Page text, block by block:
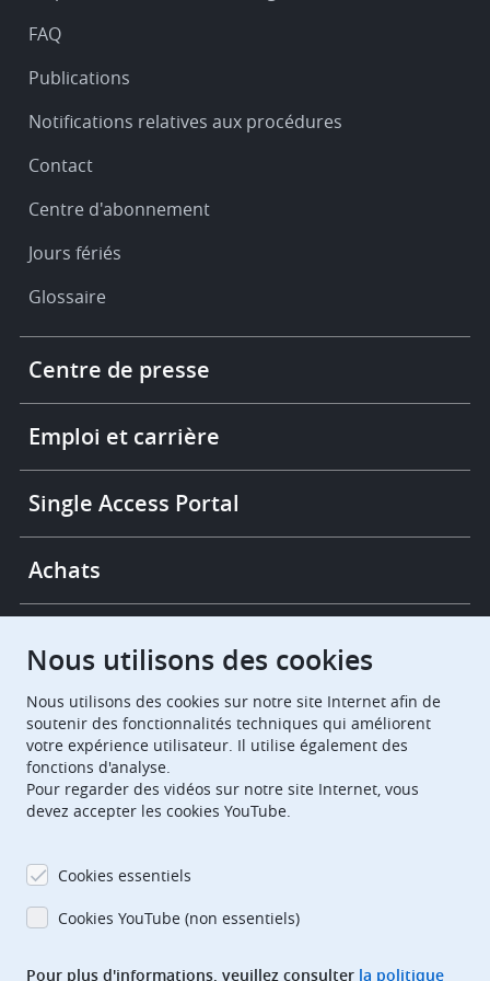
FAQ
Publications
Notifications relatives aux procédures
Contact
Centre d'abonnement
Jours fériés
Glossaire
More
links
Centre de presse
Emploi et carrière
Single Access Portal
Achats
European Patent Office EPO Jobs
EuropeanPatentOffice
EPOorg EPOjobs
Nous utilisons des cookies
Nous utilisons des cookies sur notre site Internet afin de
soutenir des fonctionnalités techniques qui améliorent
votre expérience utilisateur. Il utilise également des
fonctions d'analyse.
Pour regarder des vidéos sur notre site Internet, vous
devez accepter les cookies YouTube.
Cookies essentiels
Cookies YouTube (non essentiels)
Pour plus d'informations, veuillez consulter la politique